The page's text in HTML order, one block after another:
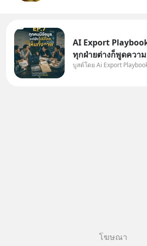
AI Export
ทุกฝ่ายต่างก็พูดความจริง |
ไม่ได้โกหก แต่คนเราเลือกมอง
โฆษณา